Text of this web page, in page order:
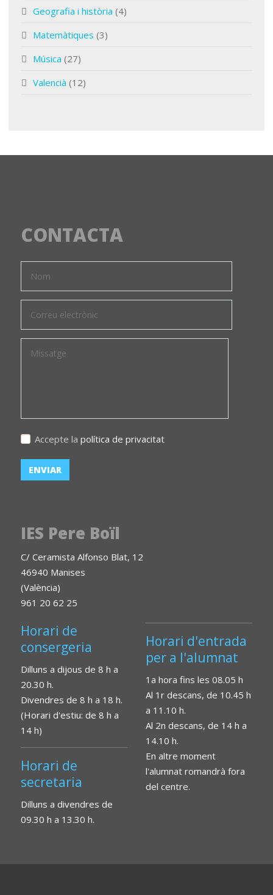
Geografia i història (4)
Matemàtiques (3)
Música (27)
Valencià (12)
CONTACTA
Accepte la política de privacitat
IES Pere Boïl
C/ Ceramista Alfonso Blat, 12
46940 Manises
(València)
961 20 62 25
Horari de
consergeria
Dilluns a dijous de 8 h a
20.30 h.
Divendres de 8 h a 18 h.
(Horari d'estiu: de 8 h a
14 h)
Horari de
secretaria
Dilluns a divendres de
09.30 h a 13.30 h.
Horari d'entrada
per a l'alumnat
1a hora fins les 08.05 h
Al 1r descans, de 10.45 h
a 11.10 h.
Al 2n descans, de 14 h a
14.10 h.
En altre moment
l'alumnat romandrà fora
del centre.